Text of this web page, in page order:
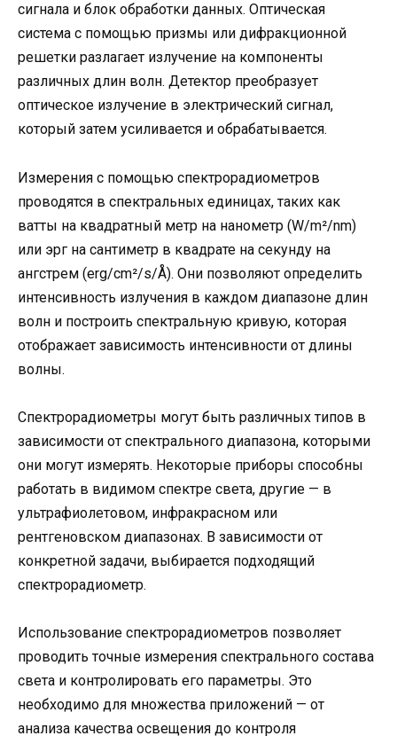
сигнала и блок обработки данных. Оптическая
система с помощью призмы или дифракционной
решетки разлагает излучение на компоненты
различных длин волн. Детектор преобразует
оптическое излучение в электрический сигнал,
который затем усиливается и обрабатывается.
Измерения с помощью спектрорадиометров
проводятся в спектральных единицах, таких как
ватты на квадратный метр на нанометр (W/m²/nm)
или эрг на сантиметр в квадрате на секунду на
ангстрем (erg/cm²/s/Å). Они позволяют определить
интенсивность излучения в каждом диапазоне длин
волн и построить спектральную кривую, которая
отображает зависимость интенсивности от длины
волны.
Спектрорадиометры могут быть различных типов в
зависимости от спектрального диапазона, которыми
они могут измерять. Некоторые приборы способны
работать в видимом спектре света, другие — в
ультрафиолетовом, инфракрасном или
рентгеновском диапазонах. В зависимости от
конкретной задачи, выбирается подходящий
спектрорадиометр.
Использование спектрорадиометров позволяет
проводить точные измерения спектрального состава
света и контролировать его параметры. Это
необходимо для множества приложений — от
анализа качества освещения до контроля